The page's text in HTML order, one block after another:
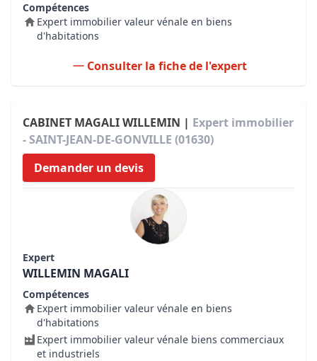
Compétences
Expert immobilier valeur vénale en biens
d'habitations
Consulter la fiche de l'expert
CABINET MAGALI WILLEMIN | Expert immobilier
- SAINT-JEAN-DE-GONVILLE (01630)
Demander un devis
Expert
WILLEMIN MAGALI
Compétences
Expert immobilier valeur vénale en biens
d'habitations
Expert immobilier valeur vénale biens commerciaux
et industriels